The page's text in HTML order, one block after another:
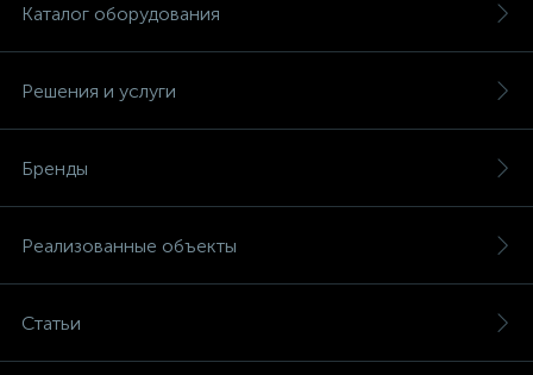
Каталог оборудования
Решения и услуги
Бренды
Реализованные объекты
Статьи